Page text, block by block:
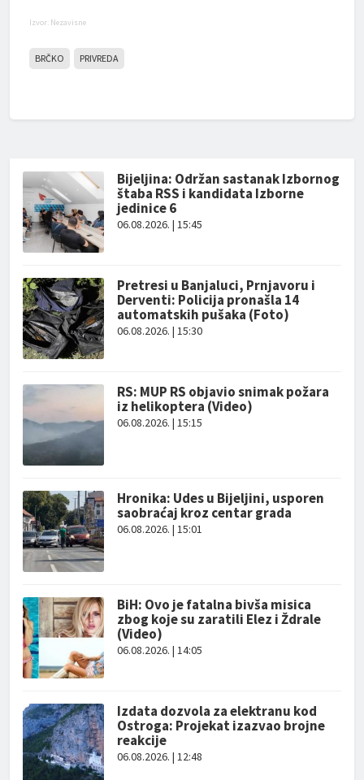
Izvor: Nezavisne
BRČKO PRIVREDA
Bijeljina: Održan sastanak Izbornog
štaba RSS i kandidata Izborne
jedinice 6
06.08.2026. | 15:45
Pretresi u Banjaluci, Prnjavoru i
Derventi: Policija pronašla 14
automatskih pušaka (Foto)
06.08.2026. | 15:30
RS: MUP RS objavio snimak požara
iz helikoptera (Video)
06.08.2026. | 15:15
Hronika: Udes u Bijeljini, usporen
saobraćaj kroz centar grada
06.08.2026. | 15:01
BiH: Ovo je fatalna bivša misica
zbog koje su zaratili Elez i Ždrale
(Video)
06.08.2026. | 14:05
Izdata dozvola za elektranu kod
Ostroga: Projekat izazvao brojne
reakcije
06.08.2026. | 12:48